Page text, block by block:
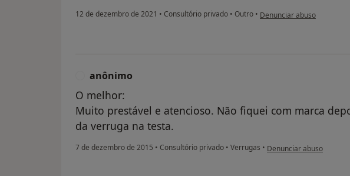
12 de dezembro de 2021 • Consultório privado • Outro • na opinião do utilizador
Denunciar abuso
anônimo
O melhor:
Muito prestável e atencioso. Não fiquei com marca
da verruga na testa.
7 de dezembro de 2015 • Consultório privado • Verrugas • na opinião do utilizador
Denunciar abuso